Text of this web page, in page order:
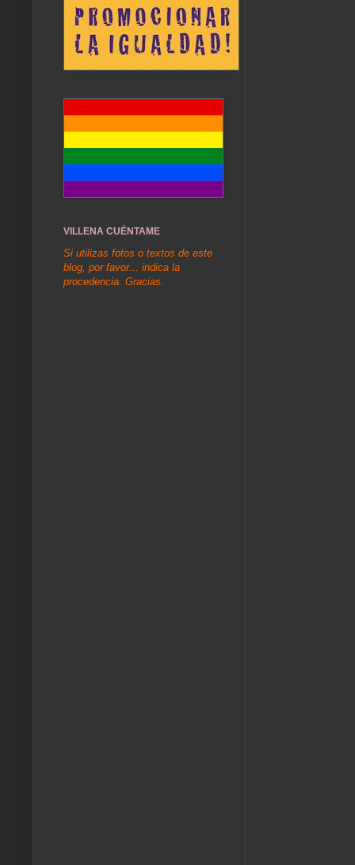
VILLENA CUÉNTAME
Si utilizas fotos o textos de este
blog, por favor... indica la
procedencia. Gracias.